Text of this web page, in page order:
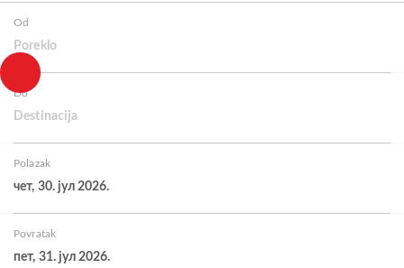
Od
Poreklo
Do
Destinacija
Polazak
чет, 30. јул 2026.
Povratak
пет, 31. јул 2026.